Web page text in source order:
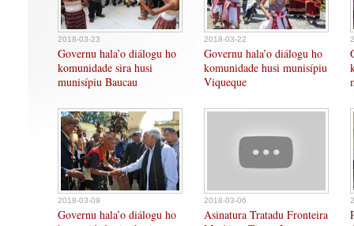
2018-03-23
Governu hala’o diálogu ho
komunidade sira husi
munisípiu Baucau
2018-03-22
Governu hala’o diálogu ho
komunidade husi munisípiu
Viqueque
2018-03-09
Governu hala’o diálogu ho
2018-03-06
Asinatura Tratadu Fronteira